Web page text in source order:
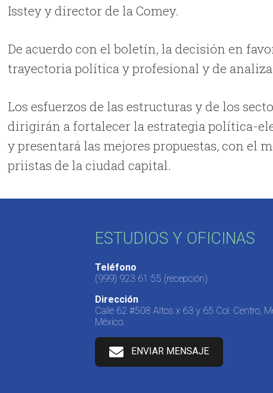
Isstey y director de la Comey.
De acuerdo con el boletín, la decisión en
trayectoria política y profesional y de
Los esfuerzos de las estructuras y de los
dirigirán a fortalecer la estrategia política-
y presentará las mejores propuestas, con el
priistas de la ciudad capital.
ESTUDIOS Y OFICINAS
Teléfono
(999) 923 61 55 (recepción)
Dirección
Calle 62 #508 Altos x 63 y 65 Col. Centro,
México.
ENVIAR MENSAJE